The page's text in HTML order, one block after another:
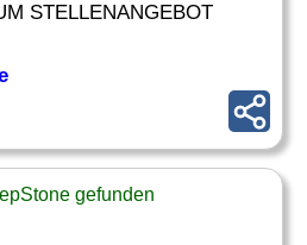
STELLENANGEBOT
gefunden